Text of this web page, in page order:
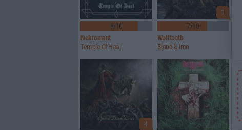
8/10
Nekromant
Temple Of Haal
1
7/10
Wolftooth
Blood & Iron
4